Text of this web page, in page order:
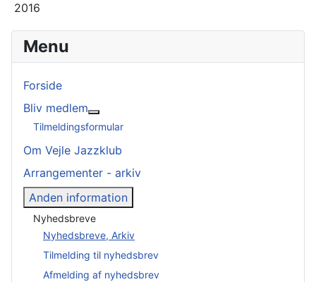
2016
Menu
Forside
Bliv medlem
Mere om: Bliv medlem
Tilmeldingsformular
Om Vejle Jazzklub
Arrangementer - arkiv
Anden information
Nyhedsbreve
Nyhedsbreve, Arkiv
Tilmelding til nyhedsbrev
Afmelding af nyhedsbrev